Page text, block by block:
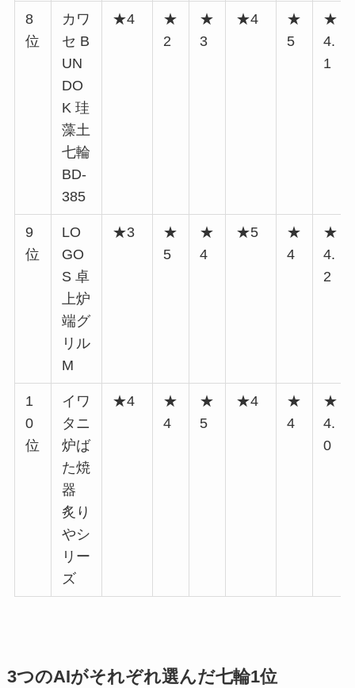
8
位
カワ
セ B
UN
DO
K 珪
藻土
七輪
BD-
385
★4
★
2
★
3
★4
★
5
★
4.
1
9
位
LO
GO
S 卓
上炉
端グ
リル
M
★3
★
5
★
4
★5
★
4
★
4.
2
1
0
位
イワ
タニ
炉ば
た焼
器
炙り
やシ
リー
ズ
★4
★
4
★
5
★4
★
4
★
4.
0
3つのAIがそれぞれ選んだ七輪1位